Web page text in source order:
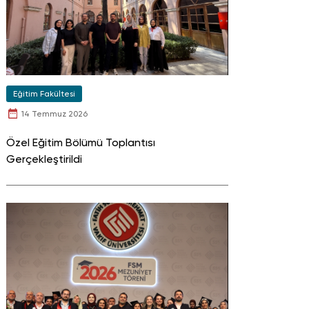
Eğitim Fakültesi
14 Temmuz 2026
Özel Eğitim Bölümü Toplantısı
Gerçekleştirildi